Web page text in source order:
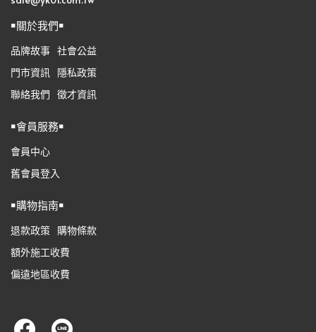
￭關於我們￭
品牌故事 社會公益
門市資訊
隱私政策
聯絡我們 徵才資訊
￭會員服務￭
會員中心
舊會員登入
￭購物指南￭
退款政策 購物條款
額外施工收費
偏遠地區收費